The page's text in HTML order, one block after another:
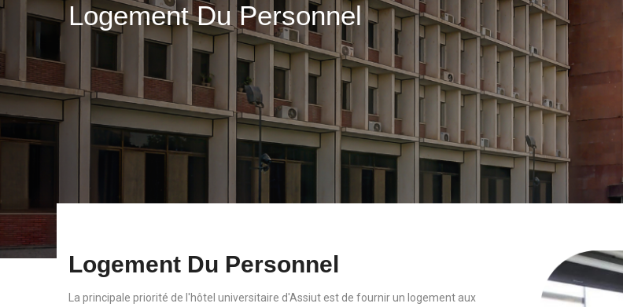
Logement Du Personnel
Logement Du Personnel
La principale priorité de l'hôtel universitaire d'Assiut est de fournir un logement aux